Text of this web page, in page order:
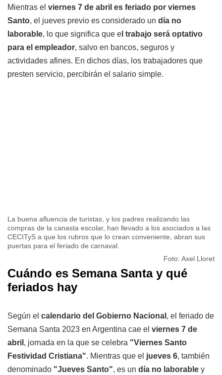
Mientras el viernes 7 de abril es feriado por viernes
Santo, el jueves previo es considerado un día no
laborable, lo que significa que e l trabajo será optativo
para el empleador, salvo en bancos, seguros y
actividades afines. En dichos días, los trabajadores que
presten servicio, percibirán el salario simple.
La buena afluencia de turistas, y los padres realizando las
compras de la canasta escolar, han llevado a los asociados a las
CECITyS a que los rubros que lo crean conveniente, abran sus
puertas para el feriado de carnaval.
Foto: Axel Lloret
Cuándo es Semana Santa y qué
feriados hay
Según el calendario del Gobierno Nacional , el feriado de
Semana Santa 2023 en Argentina cae el viernes 7 de
abril , jornada en la que se celebra "Viernes Santo
Festividad Cristiana". Mientras que el jueves 6, también
denominado "Jueves Santo", es un día no laborable y